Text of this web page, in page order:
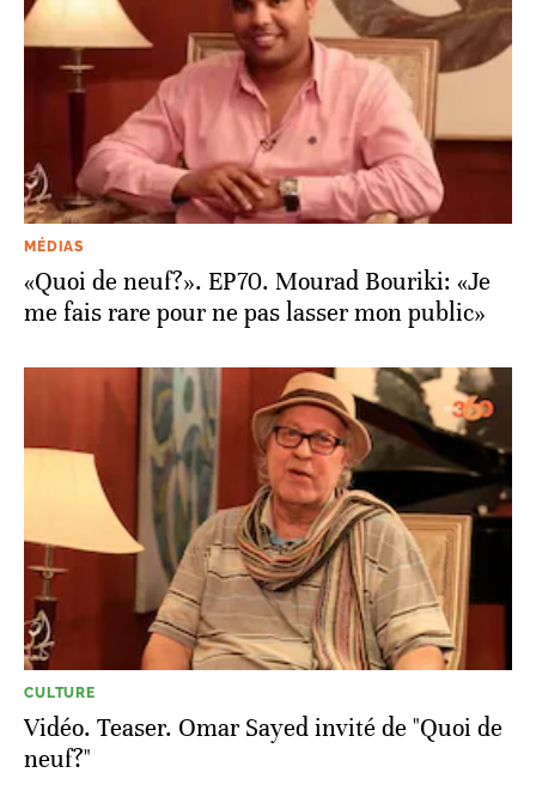
MÉDIAS
«Quoi de neuf?». EP70. Mourad Bouriki: «Je
me fais rare pour ne pas lasser mon public»
CULTURE
Vidéo. Teaser. Omar Sayed invité de "Quoi de
neuf?"